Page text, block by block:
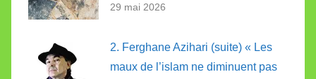
29 mai 2026
2. Ferghane Azihari (suite) « Les
maux de l’islam ne diminuent pas